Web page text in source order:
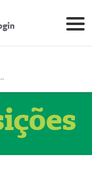
Prestador Medlife Consultas e Diagnósticos (51004334-2)